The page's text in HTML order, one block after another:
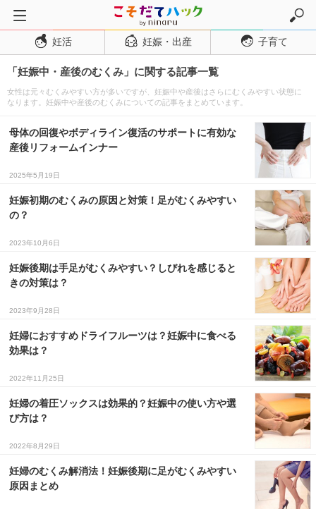
トップページ
妊活
妊娠・出産
妊娠初期
妊娠後期
子育て・育児
０歳児
１歳児
２歳児
３〜６歳児
妊活 妊娠・出産 子育て
「妊娠中・産後のむくみ」に関する記事一覧
女性は元々むくみやすい方が多いですが、妊娠中や産後はさらにむくみやすい状態に
なります。妊娠中や産後のむくみについての記事をまとめています。
母体の回復やボディライン復活のサポートに有効な
産後リフォームインナー
2025年5月19日
妊娠初期のむくみの原因と対策！足がむくみやすい
の？
2023年10月6日
妊娠後期は手足がむくみやすい？しびれを感じると
きの対策は？
2023年9月28日
妊婦におすすめドライフルーツは？妊娠中に食べる
効果は？
2022年11月25日
妊婦の着圧ソックスは効果的？妊娠中の使い方や選
び方は？
2022年8月29日
妊婦のむくみ解消法！妊娠後期に足がむくみやすい
原因まとめ